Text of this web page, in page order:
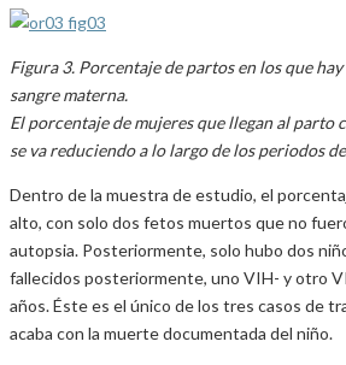
Figura 3. Porcentaje de partos en los que
sangre materna.
El porcentaje de mujeres que llegan al parto
se va reduciendo a lo largo de los periodos
Dentro de la muestra de estudio, el
alto, con solo dos fetos muertos que no
autopsia. Posteriormente, solo hubo dos
fallecidos posteriormente, uno VIH- y otro
años. Éste es el único de los tres casos de
acaba con la muerte documentada del niño.